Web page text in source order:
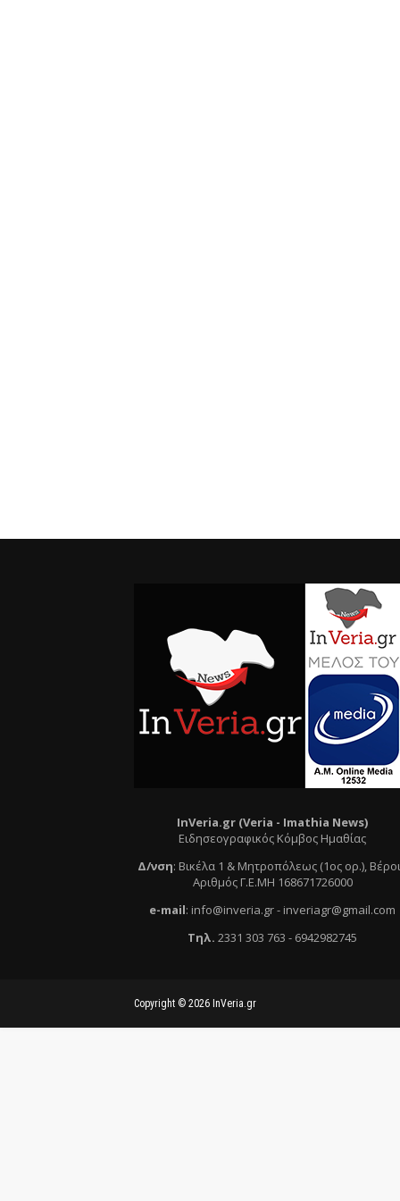
InVeria.gr (Veria - Ιmathia News)
Ειδησεογραφικός Κόμβος Ημαθίας
Δ/νση: Βικέλα 1 & Μητροπόλεως (1ος ορ.),
Αριθμός Γ.Ε.ΜΗ 168671726000
e-mail: info@inveria.gr- inveriagr@gmail.com
Τηλ. 2331 303 763 - 6942982745
Copyright © 2026 InVeria.gr